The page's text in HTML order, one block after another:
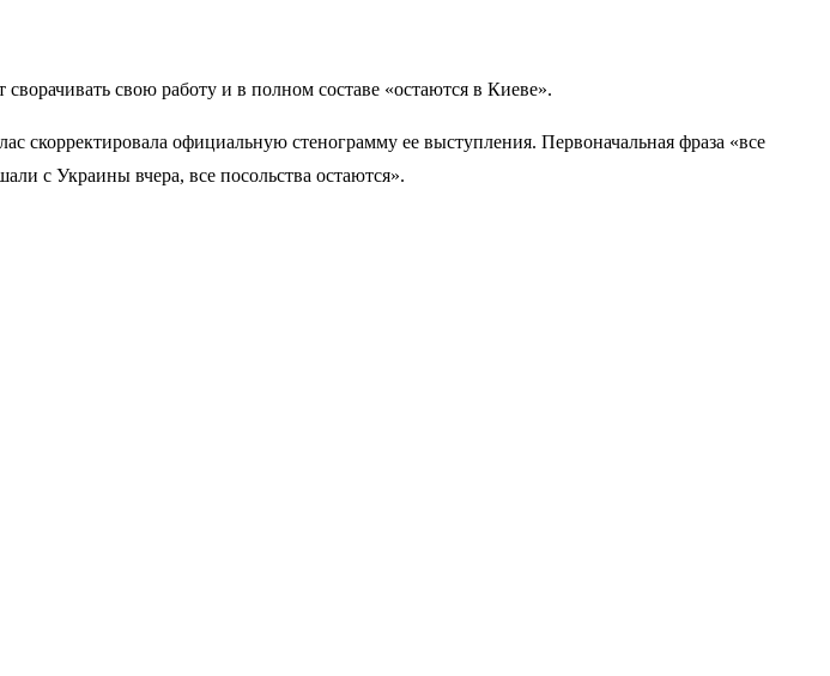
свою работу и в полном составе «остаются в Киеве».
официальную стенограмму ее выступления. Первоначальная фраза «все
с Украины вчера, все посольства остаются».